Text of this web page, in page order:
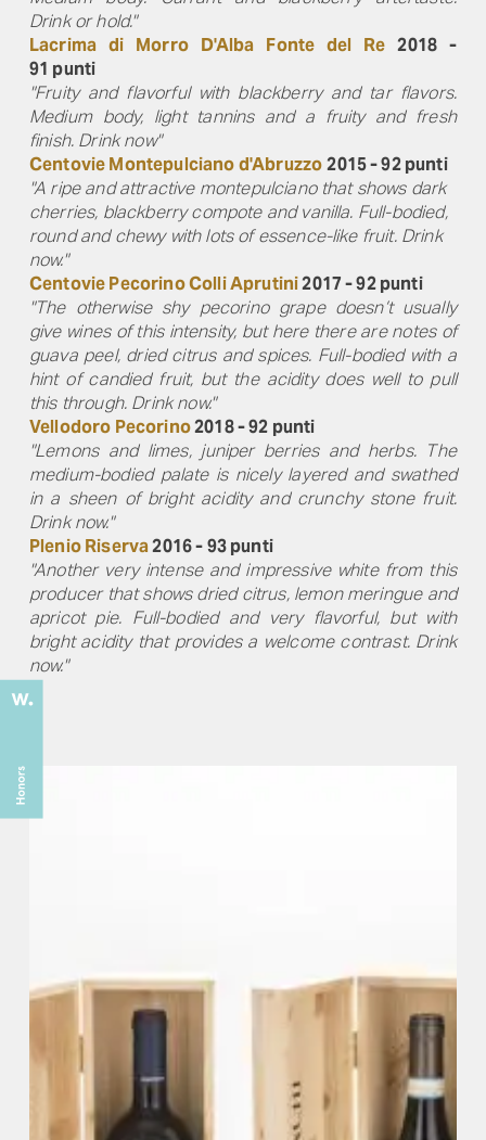
Drink or hold."
Lacrima di Morro D'Alba Fonte del Re 2018 -
91 punti
"Fruity and flavorful with blackberry and tar flavors.
Medium body, light tannins and a fruity and fresh
finish. Drink now"
Centovie Montepulciano d'Abruzzo 2015 - 92 punti​
"A ripe and attractive montepulciano that shows dark
cherries, blackberry compote and vanilla. Full-bodied,
round and chewy with lots of essence-like fruit. Drink
now."
Centovie Pecorino Colli Aprutini2017 - 92 punti​
"The otherwise shy pecorino grape doesn’t usually
give wines of this intensity, but here there are notes of
guava peel, dried citrus and spices. Full-bodied with a
hint of candied fruit, but the acidity does well to pull
this through. Drink now."
Vellodoro Pecorino2018 - 92 punti​
"Lemons and limes, juniper berries and herbs. The
medium-bodied palate is nicely layered and swathed
in a sheen of bright acidity and crunchy stone fruit.
Drink now."
Plenio Riserva2016 - 93 punti​
"Another very intense and impressive white from this
producer that shows dried citrus, lemon meringue and
apricot pie. Full-bodied and very flavorful, but with
bright acidity that provides a welcome contrast. Drink
now."